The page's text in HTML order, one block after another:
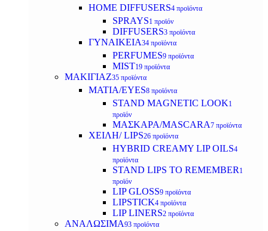
HOME DIFFUSERS4 προϊόντα
SPRAYS1 προϊόν
DIFFUSERS3 προϊόντα
ΓΥΝΑΙΚΕΙΑ34 προϊόντα
PERFUMES9 προϊόντα
MIST19 προϊόντα
ΜΑΚΙΓΙΑΖ35 προϊόντα
ΜΑΤΙΑ/EYES8 προϊόντα
STAND MAGNETIC LOOK1
προϊόν
ΜΑΣΚΑΡΑ/MASCARA7 προϊόντα
ΧΕΙΛΗ/ LIPS26 προϊόντα
HYBRID CREAMY LIP OILS4
προϊόντα
STAND LIPS TO REMEMBER 1
προϊόν
LIP GLOSS9 προϊόντα
LIPSTICK4 προϊόντα
LIP LINERS2 προϊόντα
ΑΝΑΛΩΣΙΜΑ93 προϊόντα